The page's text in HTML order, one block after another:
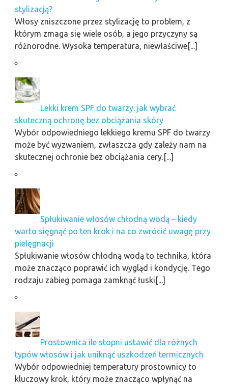
stylizacją?
Włosy zniszczone przez stylizację to problem, z
którym zmaga się wiele osób, a jego przyczyny są
różnorodne. Wysoka temperatura, niewłaściwe[...]
Lekki krem SPF do twarzy: jak wybrać
skuteczną ochronę bez obciążania skóry
Wybór odpowiedniego lekkiego kremu SPF do twarzy
może być wyzwaniem, zwłaszcza gdy zależy nam na
skutecznej ochronie bez obciążania cery.[...]
Spłukiwanie włosów chłodną wodą – kiedy
warto sięgnąć po ten krok i na co zwrócić uwagę przy
pielęgnacji
Spłukiwanie włosów chłodną wodą to technika, która
może znacząco poprawić ich wygląd i kondycję. Tego
rodzaju zabieg pomaga zamknąć łuski[...]
Prostownica ile stopni ustawić dla różnych
typów włosów i jak uniknąć uszkodzeń termicznych
Wybór odpowiedniej temperatury prostownicy to
kluczowy krok, który może znacząco wpłynąć na